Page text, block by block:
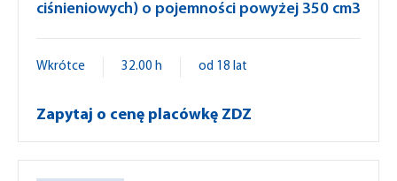
ciśnieniowych) o pojemności powyżej 350 cm3
Wkrótce 32.00 h od 18 lat
Zapytaj o cenę placówkę ZDZ